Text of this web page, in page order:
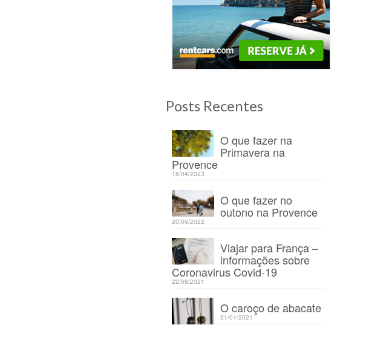
Posts Recentes
O que fazer na
Primavera na
Provence
18/04/2023
O que fazer no
outono na Provence
20/09/2022
Viajar para França –
informações sobre
Coronavirus Covid-19
22/08/2021
O caroço de abacate
31/01/2021